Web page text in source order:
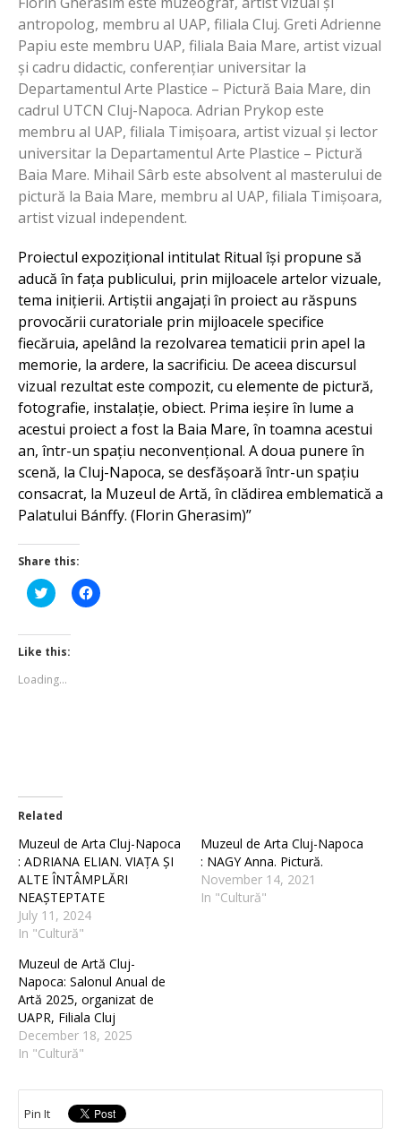
antropolog, membru al UAP, filiala Cluj. Greti Adrienne
Papiu este membru UAP, filiala Baia Mare, artist vizual
și cadru didactic, conferențiar universitar la
Departamentul Arte Plastice – Pictură Baia Mare, din
cadrul UTCN Cluj-Napoca. Adrian Prykop este
membru al UAP, filiala Timișoara, artist vizual și lector
universitar la Departamentul Arte Plastice – Pictură
Baia Mare. Mihail Sârb este absolvent al masterului de
pictură la Baia Mare, membru al UAP, filiala Timișoara,
artist vizual independent.
Proiectul expozițional intitulat Ritual își propune să
aducă în fața publicului, prin mijloacele artelor vizuale,
tema inițierii. Artiștii angajați în proiect au răspuns
provocării curatoriale prin mijloacele specifice
fiecăruia, apelând la rezolvarea tematicii prin apel la
memorie, la ardere, la sacrificiu. De aceea discursul
vizual rezultat este compozit, cu elemente de pictură,
fotografie, instalație, obiect. Prima ieșire în lume a
acestui proiect a fost la Baia Mare, în toamna acestui
an, într-un spațiu neconvențional. A doua punere în
scenă, la Cluj-Napoca, se desfășoară într-un spațiu
consacrat, la Muzeul de Artă, în clădirea emblematică a
Palatului Bánffy. (Florin Gherasim)”
Share this:
Click
to
Twitter
(Opens
in
window)
Click
to
Like this:
Loading...
Related
Muzeul de Arta Cluj-Napoca
: ADRIANA ELIAN. VIAȚA ȘI
ALTE ÎNTÂMPLĂRI
NEAȘTEPTATE
July 11, 2024
In "Cultură"
Muzeul de Arta Cluj-Napoca
: NAGY Anna. Pictură.
November 14, 2021
In "Cultură"
Muzeul de Artă Cluj-
Napoca: Salonul Anual de
Artă 2025, organizat de
UAPR, Filiala Cluj
December 18, 2025
In "Cultură"
Pin It